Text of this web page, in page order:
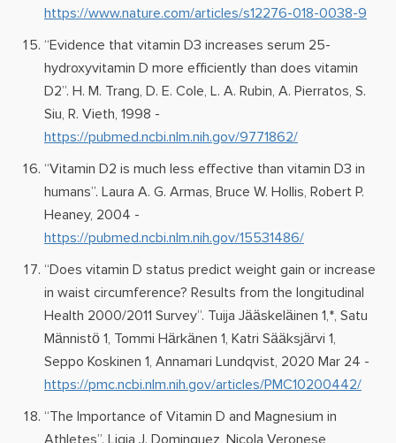
https://www.nature.com/articles/s12276-018-0038-9
“Evidence that vitamin D3 increases serum 25-
hydroxyvitamin D more efficiently than does vitamin
D2”. H. M. Trang, D. E. Cole, L. A. Rubin, A. Pierratos, S.
Siu, R. Vieth, 1998 -
https://pubmed.ncbi.nlm.nih.gov/9771862/
“Vitamin D2 is much less effective than vitamin D3 in
humans”. Laura A. G. Armas, Bruce W. Hollis, Robert P.
Heaney, 2004 -
https://pubmed.ncbi.nlm.nih.gov/15531486/
“Does vitamin D status predict weight gain or increase
in waist circumference? Results from the longitudinal
Health 2000/2011 Survey”. Tuija Jääskeläinen 1,*, Satu
Männistö 1, Tommi Härkänen 1, Katri Sääksjärvi 1,
Seppo Koskinen 1, Annamari Lundqvist, 2020 Mar 24 -
https://pmc.ncbi.nlm.nih.gov/articles/PMC10200442/
“The Importance of Vitamin D and Magnesium in
Athletes”. Ligia J. Dominguez, Nicola Veronese,